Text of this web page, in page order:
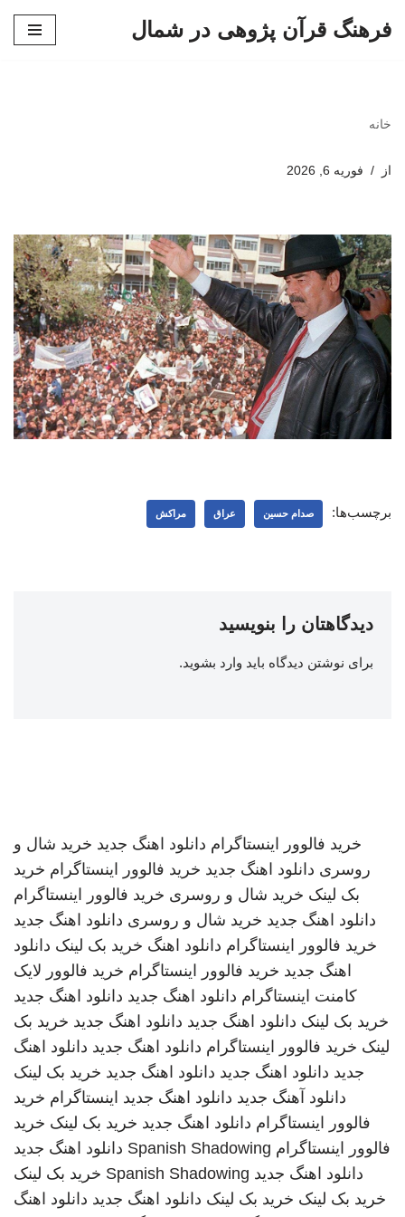
فرهنگ قرآن پژوهی در شمال
خانه
از فوریه 6, 2026
برچسب‌ها: صدام حسین عراق مراکش
دیدگاهتان را بنویسید
برای نوشتن دیدگاه باید وارد بشوید.
خرید فالوور اینستاگرام دانلود اهنگ جدید خرید شال و
روسری دانلود اهنگ جدید خرید فالوور اینستاگرام خرید
بک لینک خرید شال و روسری خرید فالوور اینستاگرام
دانلود اهنگ جدید خرید شال و روسری دانلود اهنگ جدید
خرید فالوور اینستاگرام دانلود اهنگ خرید بک لینک دانلود
اهنگ جدید خرید فالوور اینستاگرام خرید فالوور لایک
کامنت اینستاگرام دانلود اهنگ جدید دانلود اهنگ جدید
خرید بک لینک دانلود اهنگ جدید دانلود اهنگ جدید خرید بک
لینک خرید فالوور اینستاگرام دانلود اهنگ جدید دانلود اهنگ
جدید دانلود اهنگ جدید دانلود اهنگ جدید خرید بک لینک
دانلود آهنگ جدید دانلود اهنگ جدید اینستاگرام خرید
فالوور اینستاگرام دانلود اهنگ جدید خرید بک لینک خرید
فالوور اینستاگرام Spanish Shadowing دانلود اهنگ جدید
دانلود اهنگ جدید Spanish Shadowing خرید بک لینک
خرید بک لینک خرید بک لینک دانلود اهنگ جدید دانلود اهنگ